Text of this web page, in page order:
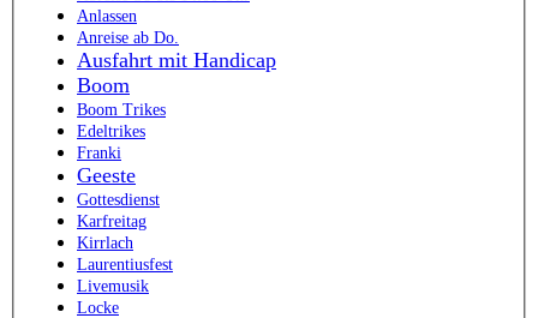
Anlassen
Anreise ab Do.
Ausfahrt mit Handicap
Boom
Boom Trikes
Edeltrikes
Franki
Geeste
Gottesdienst
Karfreitag
Kirrlach
Laurentiusfest
Livemusik
Locke